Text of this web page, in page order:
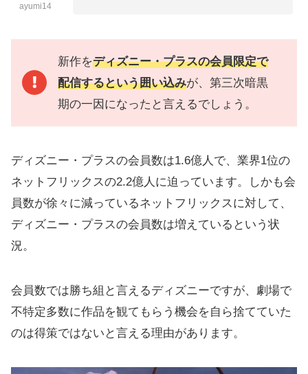
ayumi14
新作をディズニー・プラスの会員限定で
配信するという囲い込みが、第三次暗黒
期の一因になったと言えるでしょう。
ディズニー・プラスの会員数は1.6億人で、業界1位の
ネットフリックスの2.2億人に迫っています。しかも会
員数が徐々に減っているネットフリックスに対して、
ディズニー・プラスの会員数は増えているという状
況。
会員数では勝ち組と言えるディズニーですが、劇場で
不特定多数に作品を観てもらう機会を自ら捨てていた
のは得策ではないと言える理由があります。